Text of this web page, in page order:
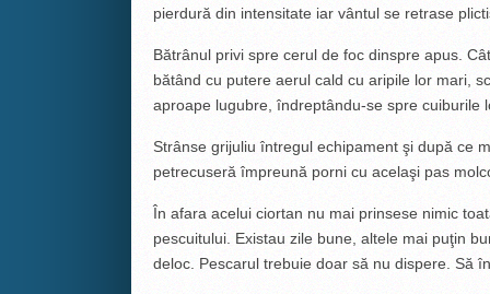
pierdură din intensitate iar vântul se retrase
Bătrânul privi spre cerul de foc dinspre apus.
bătând cu putere aerul cald cu aripile lor mari,
aproape lugubre, îndreptându-se spre cuiburile
Strânse grijuliu întregul echipament şi după ce
petrecuseră împreună porni cu acelaşi pas
În afara acelui ciortan nu mai prinsese nimic
pescuitului. Existau zile bune, altele mai puţin
deloc. Pescarul trebuie doar să nu dispere. Să